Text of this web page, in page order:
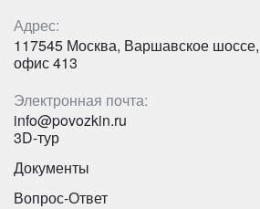
Адрес:
117545 Москва, Варшавское шоссе,
офис 413
Электронная почта:
info@povozkin.ru
3D-тур
Документы
Вопрос-Ответ